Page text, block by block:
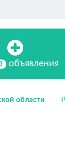
объявления
области